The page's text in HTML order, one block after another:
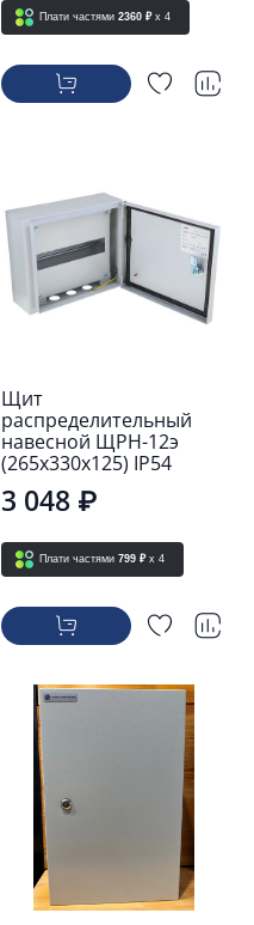
Плати частями 2360 ₽ x 4
Щит
распределительный
навесной ЩРН-12э
(265х330х125) IP54
3 048 ₽
Плати частями 799 ₽ x 4